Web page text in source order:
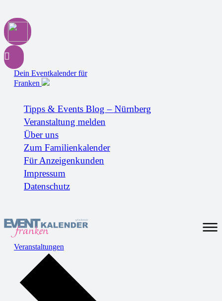
Dein Eventkalender für
Franken
Tipps & Events Blog – Nürnberg
Veranstaltung melden
Über uns
Zum Familienkalender
Für Anzeigenkunden
Impressum
Datenschutz
Veranstaltungen